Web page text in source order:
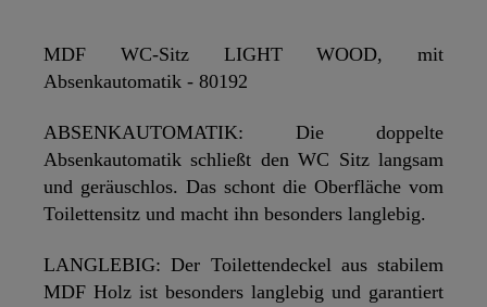
MDF WC-Sitz LIGHT WOOD, mit
Absenkautomatik - 80192
ABSENKAUTOMATIK: Die doppelte
Absenkautomatik schließt den WC Sitz langsam
und geräuschlos. Das schont die Oberfläche vom
Toilettensitz und macht ihn besonders langlebig.
LANGLEBIG: Der Toilettendeckel aus stabilem
MDF Holz ist besonders langlebig und garantiert